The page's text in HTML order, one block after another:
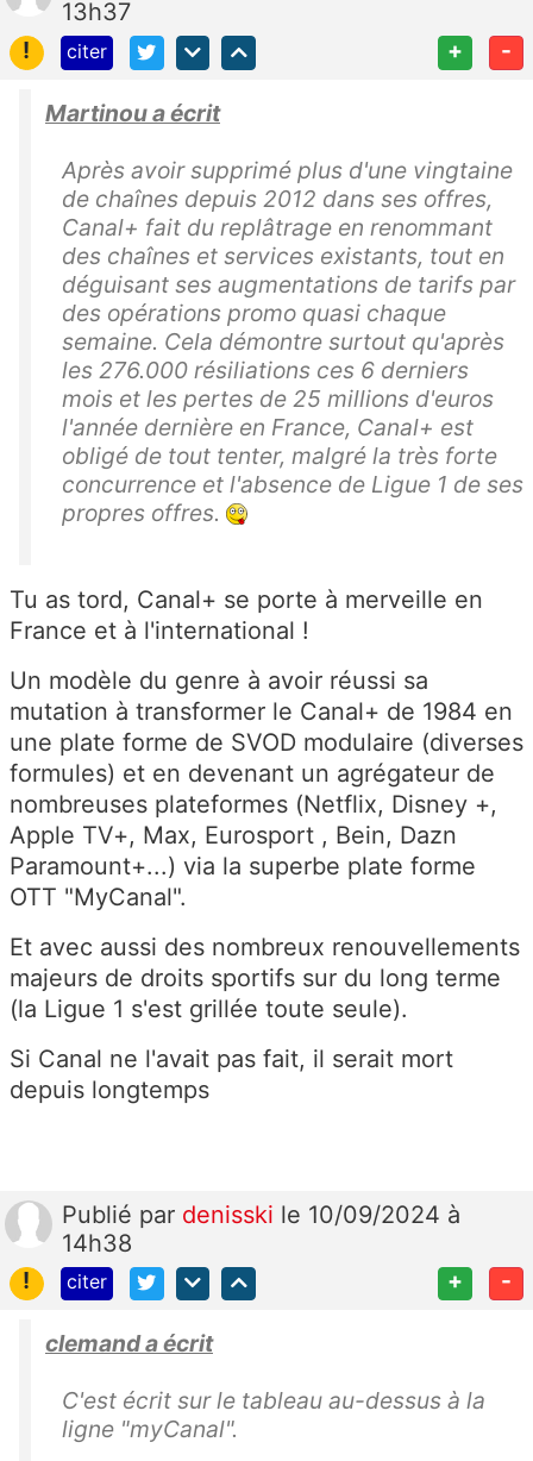
13h37
!
citer + -
Martinou a écrit
Après avoir supprimé plus d'une vingtaine
de chaînes depuis 2012 dans ses offres,
Canal+ fait du replâtrage en renommant
des chaînes et services existants, tout en
déguisant ses augmentations de tarifs par
des opérations promo quasi chaque
semaine. Cela démontre surtout qu'après
les 276.000 résiliations ces 6 derniers
mois et les pertes de 25 millions d'euros
l'année dernière en France, Canal+ est
obligé de tout tenter, malgré la très forte
concurrence et l'absence de Ligue 1 de ses
propres offres.
Tu as tord, Canal+ se porte à merveille en
France et à l'international !
Un modèle du genre à avoir réussi sa
mutation à transformer le Canal+ de 1984 en
une plate forme de SVOD modulaire (diverses
formules) et en devenant un agrégateur de
nombreuses plateformes (Netflix, Disney +,
Apple TV+, Max, Eurosport , Bein, Dazn
Paramount+...) via la superbe plate forme
OTT "MyCanal".
Et avec aussi des nombreux renouvellements
majeurs de droits sportifs sur du long terme
(la Ligue 1 s'est grillée toute seule).
Si Canal ne l'avait pas fait, il serait mort
depuis longtemps
Publié par denisski le 10/09/2024 à
14h38
!
citer + -
clemand a écrit
C'est écrit sur le tableau au-dessus à la
ligne "myCanal".